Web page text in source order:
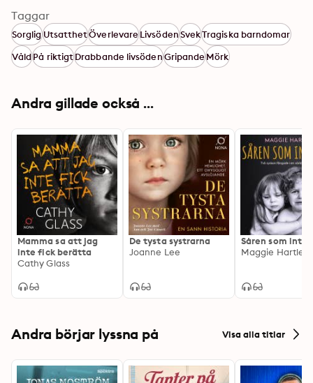
Taggar
SorgligUtsatthetÖverlevareLivsödenSvekTragiska barndomar
VåldPå riktigtDrabbande livsödenGripandeMörk
Andra gillade också ...
Mamma sa att jag
inte fick berätta
Cathy Glass
De tysta systrarna
Joanne Lee
Såren som inte
Maggie Hartley
Andra börjar lyssna på Visa alla titlar